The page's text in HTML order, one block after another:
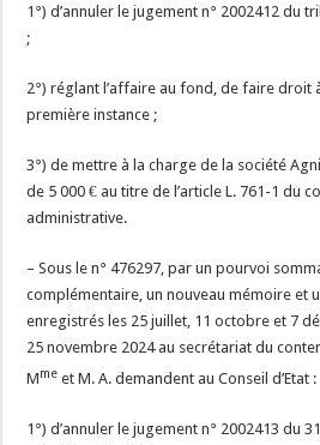
1°) d’annuler le jugement n° 2002412 du
;
2°) réglant l’affaire au fond, de faire droit
première instance ;
3°) de mettre à la charge de la société
de 5 000 € au titre de l’article L. 761-1 du
administrative.
– Sous le n° 476297, par un pourvoi
complémentaire, un nouveau mémoire et
enregistrés les 25 juillet, 11 octobre et 7
25 novembre 2024 au secrétariat du
Mme et M. A. demandent au Conseil d’Etat :
1°) d’annuler le jugement n° 2002413 du